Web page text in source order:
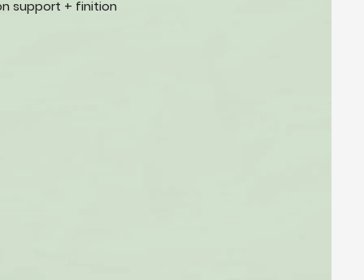
support + finition